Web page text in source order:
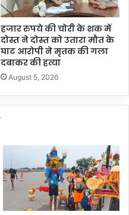
हजार रुपये की चोरी के शक में
दोस्त ने दोस्त को उतारा मौत के
घाट आरोपी ने मृतक की गला
दबाकर की हत्या
August 5, 2026